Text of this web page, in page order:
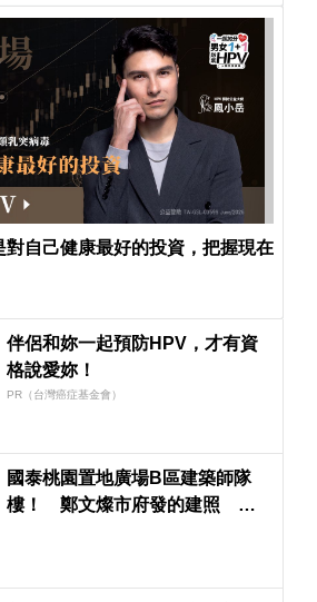
對自己健康最好的投資，把握現在
伴侶和妳一起預防HPV，才有資
格說愛妳！
PR（台灣癌症基金會）
國泰桃園置地廣場B區建築師隊
樓！ 鄭文燦市府發的建照 張